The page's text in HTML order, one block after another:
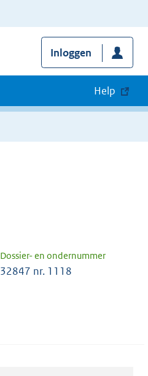
Inloggen
Help
Dossier- en ondernummer
32847 nr. 1118